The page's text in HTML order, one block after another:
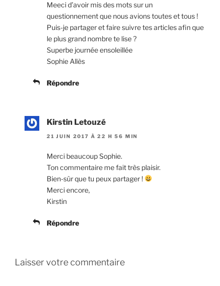
Meeci d’avoir mis des mots sur un
questionnement que nous avions toutes et tous !
Puis-je partager et faire suivre tes articles afin que
le plus grand nombre te lise ?
Superbe journée ensoleillée
Sophie Allès
Répondre
Kirstin Letouzé
21 JUIN 2017 À 22 H 56 MIN
Merci beaucoup Sophie.
Ton commentaire me fait très plaisir.
Bien-sûr que tu peux partager !
Merci encore,
Kirstin
Répondre
Laisser votre commentaire